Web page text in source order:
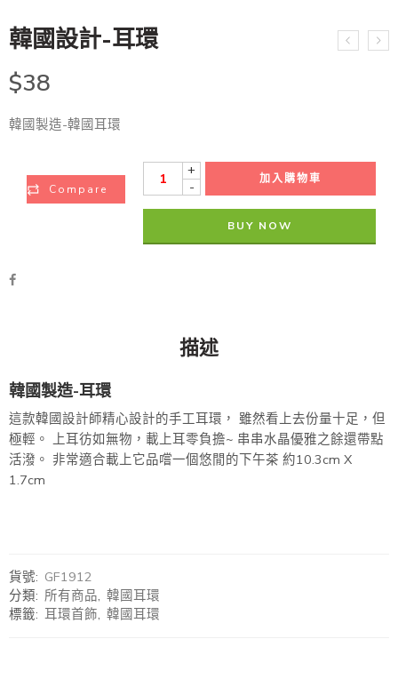
韓國設計-耳環
$38
韓國製造-韓國耳環
+
-
加入購物車
BUY NOW
Compare
描述
韓國製造-耳環
這款韓國設計師精心設計的手工耳環， 雖然看上去份量十足，但
極輕。 上耳彷如無物，載上耳零負擔~ 串串水晶優雅之餘還帶點
活潑。 非常適合載上它品嚐一個悠閒的下午茶 約10.3cm X
1.7cm
貨號: GF1912
分類: 所有商品, 韓國耳環
標籤: 耳環首飾, 韓國耳環